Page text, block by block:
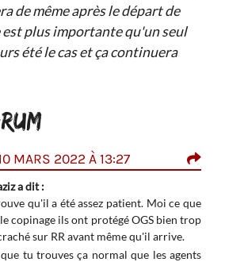
de même après le départ de
est plus importante qu'un seul
été le cas et ça continuera
MARS 2022 À 13:27
a dit :
qu'il a été assez patient. Moi ce que
copinage ils ont protégé OGS bien trop
sur RR avant même qu'il arrive.
tu trouves ça normal que les agents